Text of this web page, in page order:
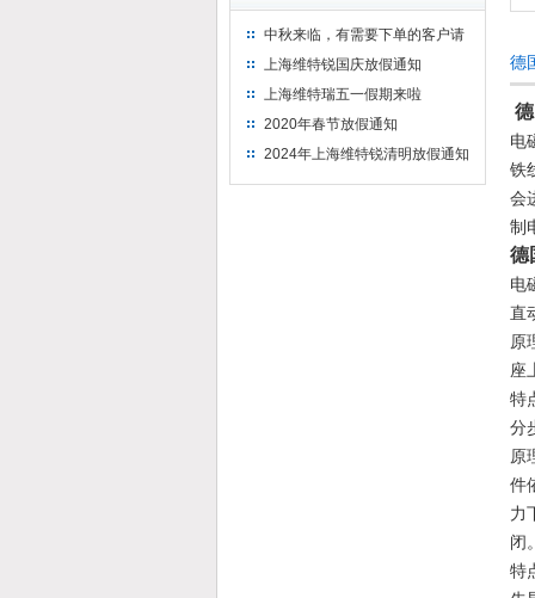
中秋来临，有需要下单的客户请
提前下单
上海维特锐国庆放假通知
上海维特瑞五一假期来啦
2020年春节放假通知
2024年上海维特锐清明放假通知
德
电
铁
会
制
德
电
直
原
座
特
分
原
件
力
闭
特